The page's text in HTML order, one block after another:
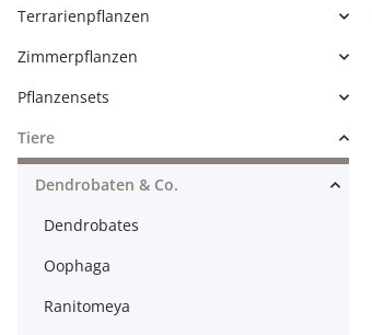
Terrarienpflanzen
Zimmerpflanzen
Pflanzensets
Tiere
Dendrobaten & Co.
Dendrobates
Oophaga
Ranitomeya